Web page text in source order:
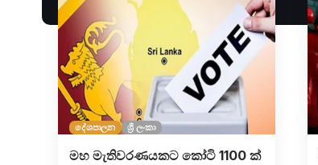
දේශපාලන ශ්‍රී ලංකා
මහ මැතිවරණයකට කෝටි 1100 ක්